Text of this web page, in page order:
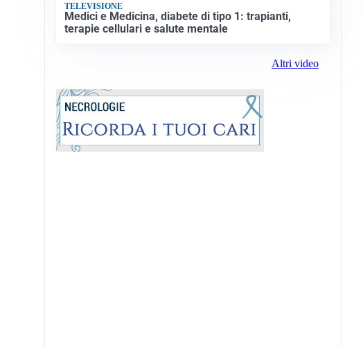
TELEVISIONE
Medici e Medicina, diabete di tipo 1: trapianti,
terapie cellulari e salute mentale
Altri video